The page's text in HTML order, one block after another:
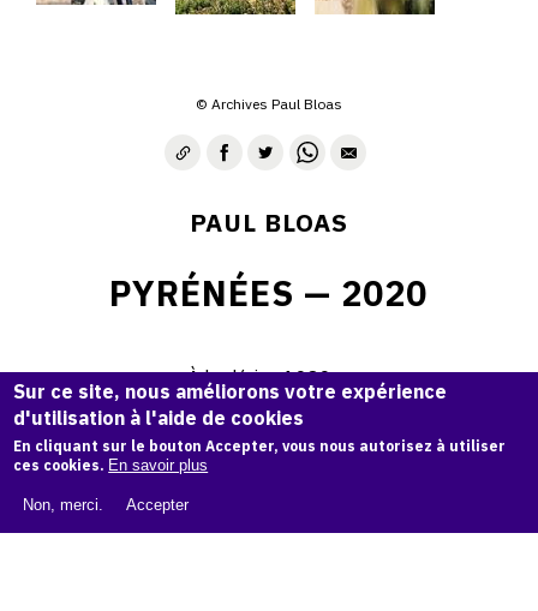
© Archives Paul Bloas
PAUL BLOAS
PYRÉNÉES — 2020
À la dérive 1989 ....
Sur ce site, nous améliorons votre expérience
d'utilisation à l'aide de cookies
En cliquant sur le bouton Accepter, vous nous autorisez à utiliser
ces cookies. En savoir plus
Non, merci. Accepter